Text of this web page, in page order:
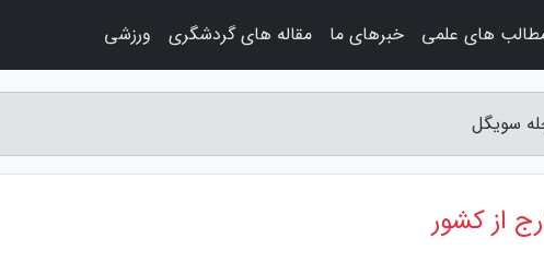
سویگل
از کشور
های علمی خبرهای ما مقاله های گردشگری ورزشی